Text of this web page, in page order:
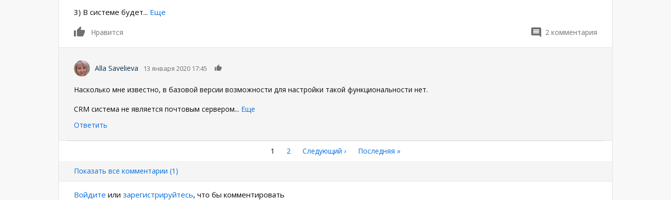
3) В системе будет... Еще
0
Нравится 2 комментария
Alla Savelieva 13 января 2020 17:45
Насколько мне известно, в базовой версии возможности для настройки такой функциональности нет.
CRM система не является почтовым сервером... Еще
Ответить
страниц
Текущая
1 Страница
2
Следующая
Следующий ›
Последняя
Последняя »
Показать все комментарии (1)
Войдите или зарегистрируйтесь, что бы комментировать